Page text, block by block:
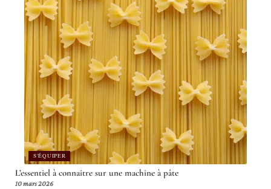
S'ÉQUIPER
L’essentiel à connaitre sur une machine à pâte
10 mars 2026